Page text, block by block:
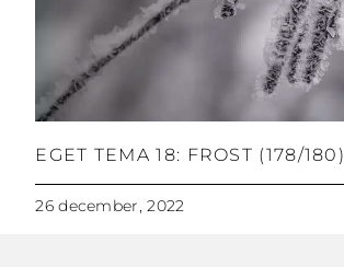
EGET TEMA 18: FROST (178/180)
26 december, 2022